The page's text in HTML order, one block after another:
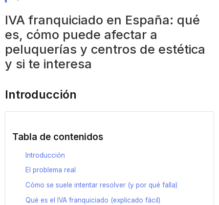
IVA franquiciado en España: qué
es, cómo puede afectar a
peluquerías y centros de estética
y si te interesa
Introducción
Tabla de contenidos
Introducción
El problema real
Cómo se suele intentar resolver (y por qué falla)
Qué es el IVA franquiciado (explicado fácil)